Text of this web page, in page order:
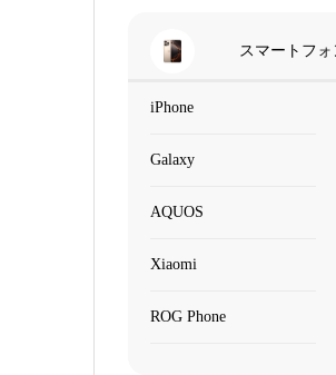
スマートフォ
iPhone
Galaxy
AQUOS
Xiaomi
ROG Phone